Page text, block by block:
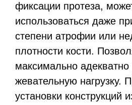
фиксации протеза,
использоваться даже
степени атрофии или
плотности кости.
максимально адекватно
жевательную нагрузку.
установки конструкций